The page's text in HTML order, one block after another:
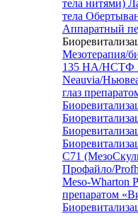
тела нитями)
тела
Аппаратный
Мезотерапия/
135 HA/НСТФ
Neauvia/
глаз
C71
Профайло/
Meso-Wharton
препаратом